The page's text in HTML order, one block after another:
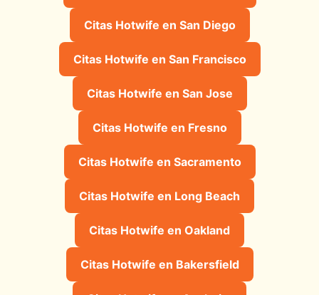
Citas Hotwife en San Diego
Citas Hotwife en San Francisco
Citas Hotwife en San Jose
Citas Hotwife en Fresno
Citas Hotwife en Sacramento
Citas Hotwife en Long Beach
Citas Hotwife en Oakland
Citas Hotwife en Bakersfield